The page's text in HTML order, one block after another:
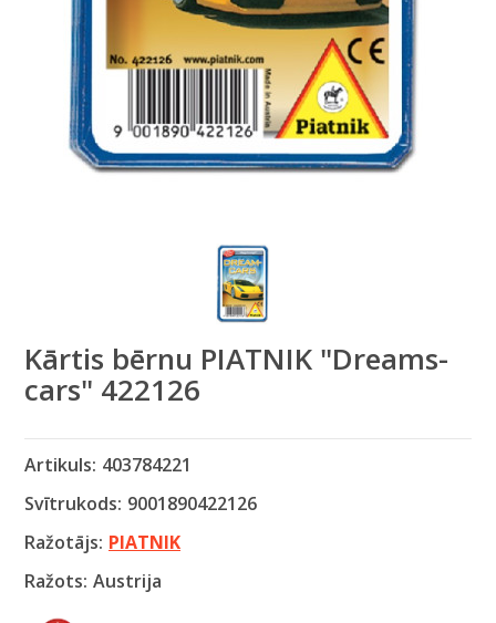
Kārtis bērnu PIATNIK "Dreams-
cars" 422126
Artikuls: 403784221
Svītrukods: 9001890422126
Ražotājs: PIATNIK
Ražots: Austrija